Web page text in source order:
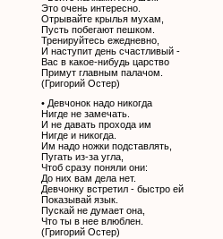
Это очень интересно.
Отрывайте крылья мухам,
Пусть побегают пешком.
Тренируйтесь ежедневно,
И наступит день счастливый -
Вас в какое-нибудь царство
Примут главным палачом.
(Григорий Остер)
• Девчонок надо никогда
Нигде не замечать.
И не давать прохода им
Нигде и никогда.
Им надо ножки подставлять,
Пугать из-за угла,
Чтоб сразу поняли они:
До них вам дела нет.
Девчонку встретил - быстро ей
Показывай язык.
Пускай не думает она,
Что ты в нее влюблен.
(Григорий Остер)